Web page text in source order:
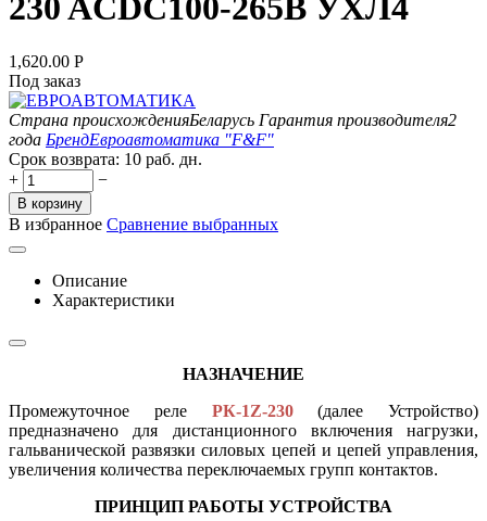
230 ACDC100-265B УХЛ4
1,620.00 Р
Под заказ
Страна происхожденияБеларусь Гарантия производителя2
года БрендЕвроавтоматика "F&F"
Срок возврата: 10 раб. дн.
+
−
В корзину
В избранное Сравнение выбранных
Описание
Характеристики
НАЗНАЧЕНИЕ
Промежуточное реле РК-1Z-230(далее Устройство)
предназначено для дистанционного включения нагрузки,
гальванической развязки силовых цепей и цепей управления,
увеличения количества переключаемых групп контактов.
ПРИНЦИП РАБОТЫ УСТРОЙСТВА